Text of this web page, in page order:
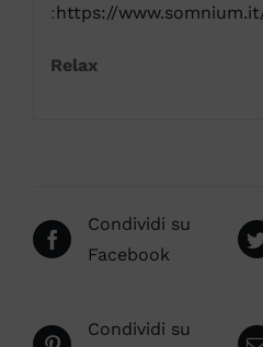
:https://
Relax
Condividi su
Facebook
Condividi su